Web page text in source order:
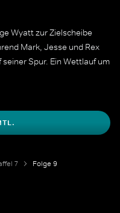
Wyatt zur Zielscheibe
Mark, Jesse und Rex
Spur. Ein Wettlauf um
7 Folge 9